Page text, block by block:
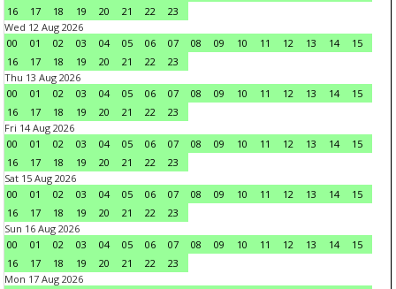
16
17 18 19 20 21 22
23
Wed 12 Aug 2026
00
01 02 03 04 05 06 07 08 09 10 11 12 13 14
15
16
17 18 19 20 21 22
23
Thu 13 Aug 2026
00
01 02 03 04 05 06 07 08 09 10 11 12 13 14
15
16
17 18 19 20 21 22
23
Fri 14 Aug 2026
00
01 02 03 04 05 06 07 08 09 10 11 12 13 14
15
16
17 18 19 20 21 22
23
Sat 15 Aug 2026
00
01 02 03 04 05 06 07 08 09 10 11 12 13 14
15
16
17 18 19 20 21 22
23
Sun 16 Aug 2026
00
01 02 03 04 05 06 07 08 09 10 11 12 13 14
15
16
17 18 19 20 21 22
23
Mon 17 Aug 2026